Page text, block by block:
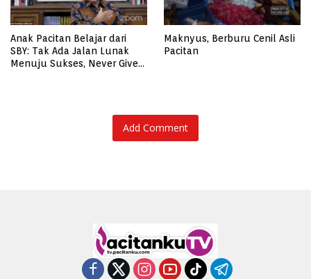
Anak Pacitan Belajar dari
SBY: Tak Ada Jalan Lunak
Menuju Sukses, Never Give
Maknyus, Berburu Cenil Asli
Pacitan
Add Comment